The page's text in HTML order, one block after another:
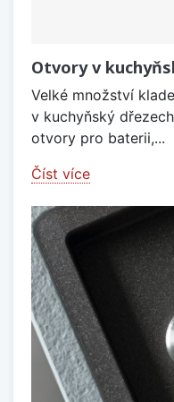
Otvory v
Velké množství
v kuchyňský
otvory pro baterii,...
Číst více